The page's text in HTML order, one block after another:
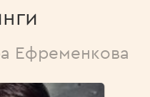
Ефременкова